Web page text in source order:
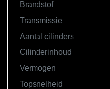
Brandstof
Transmissie
Aantal cilinders
Cilinderinhoud
Vermogen
Topsnelheid